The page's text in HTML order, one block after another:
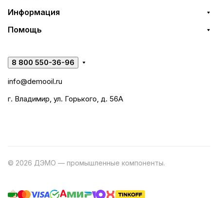
Информация
Помощь
8 800 550-36-96
info@demooil.ru
г. Владимир, ул. Горького, д. 56А
© 2026 ДЭМО — промышленные компоненты.